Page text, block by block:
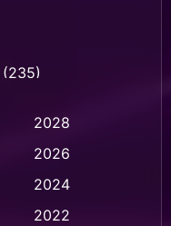
(235)
(32)
(28)
2028
2026
2024
2022